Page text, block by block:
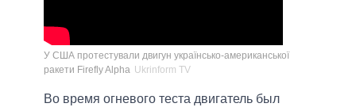
У США протестували двигун українсько-американської
ракети Firefly Alpha Ukrinform TV
Во время огневого теста двигатель был